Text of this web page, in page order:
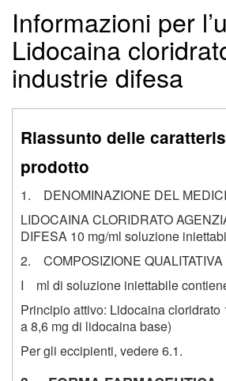
Informazioni per
Lidocaina
industrie difesa
Riassunto delle
prodotto
1. DENOMINAZIONE DEL
LIDOCAINA CLORIDRATO
DIFESA 10 mg/ml soluzione
2. COMPOSIZIONE QUALITATIVA
I ml di soluzione iniettabile
Principio attivo: Lidocaina cloridrato
a 8,6 mg di lidocaina base)
Per gli eccipienti, vedere 6.1.